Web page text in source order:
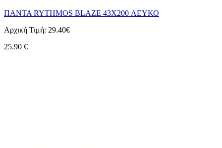
ΠΑΝΤΑ RYTHMOS BLAZE 43X200 ΛΕΥΚΟ
Αρχική Τιμή: 29.40€
25.90 €